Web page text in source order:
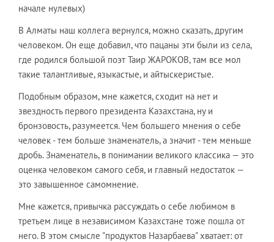
начале нулевых)
В Алматы наш коллега вернулся, можно сказать, другим
человеком. Он еще добавил, что пацаны эти были из села,
где родился большой поэт Таир ЖАРОКОВ, там все мол
такие талантливые, языкастые, и айтыскеристые.
Подобным образом, мне кажется, сходит на нет и
звездность первого президента Казахстана, ну и
бронзовость, разумеется. Чем большего мнения о себе
человек - тем больше знаменатель, а значит - тем меньше
дробь. Знаменатель, в понимании великого классика — это
оценка человеком самого себя, и главный недостаток —
это завышенное самомнение.
Мне кажется, привычка рассуждать о себе любимом в
третьем лице в независимом Казахстане тоже пошла от
него. В этом смысле "продуктов Назарбаева" хватает: от